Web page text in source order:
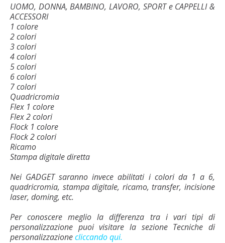
UOMO, DONNA, BAMBINO, LAVORO, SPORT e CAPPELLI &
ACCESSORI
1 colore
2 colori
3 colori
4 colori
5 colori
6 colori
7 colori
Quadricromia
Flex 1 colore
Flex 2 colori
Flock 1 colore
Flock 2 colori
Ricamo
Stampa digitale diretta
Nei GADGET saranno invece abilitati i colori da 1 a 6,
quadricromia, stampa digitale, ricamo, transfer, incisione
laser, doming, etc.
Per conoscere meglio la differenza tra i vari tipi di
personalizzazione puoi visitare la sezione Tecniche di
personalizzazionecliccando qui.